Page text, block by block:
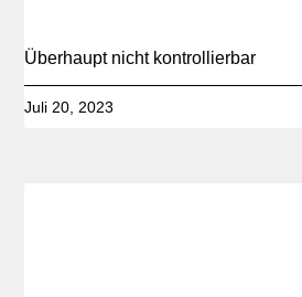
Überhaupt nicht kontrollierbar
Juli 20, 2023